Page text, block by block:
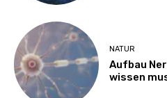
NATUR
Aufbau
wissen